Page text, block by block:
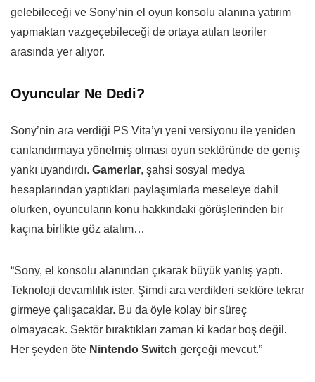
gelebileceği ve Sony’nin el oyun konsolu alanına yatırım
yapmaktan vazgeçebileceği de ortaya atılan teoriler
arasında yer alıyor.
Oyuncular Ne Dedi?
Sony’nin ara verdiği PS Vita’yı yeni versiyonu ile yeniden
canlandırmaya yönelmiş olması oyun sektöründe de geniş
yankı uyandırdı. Gamerlar, şahsi sosyal medya
hesaplarından yaptıkları paylaşımlarla meseleye dahil
olurken, oyuncuların konu hakkındaki görüşlerinden bir
kaçına birlikte göz atalım…
“Sony, el konsolu alanından çıkarak büyük yanlış yaptı.
Teknoloji devamlılık ister. Şimdi ara verdikleri sektöre tekrar
girmeye çalışacaklar. Bu da öyle kolay bir süreç
olmayacak. Sektör bıraktıkları zaman ki kadar boş değil.
Her şeyden öte Nintendo Switch gerçeği mevcut.”